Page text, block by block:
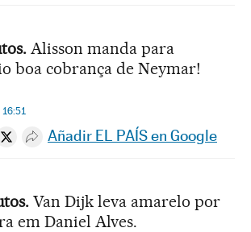
Alisson manda para
boa cobrança de Neymar!
16:51
en Whatsapp
en Facebook
Compartir en Twitter
Desplegar Redes Sociales
Añadir EL PAÍS en Google
Van Dijk leva amarelo por
em Daniel Alves.